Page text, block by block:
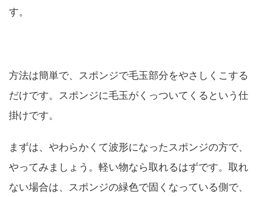
す。
方法は簡単で、スポンジで毛玉部分をやさしくこする
だけです。スポンジに毛玉がくっついてくるという仕
掛けです。
まずは、やわらかくて波形になったスポンジの方で、
やってみましょう。軽い物なら取れるはずです。取れ
ない場合は、スポンジの緑色で固くなっている側で、